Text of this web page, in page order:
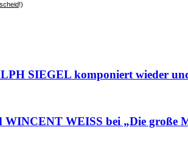
!)
SIEGEL komponiert wieder
WEISS bei „Die große